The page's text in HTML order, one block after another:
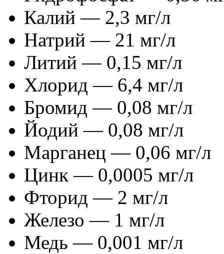
Калий — 2,3 мг/л
Натрий — 21 мг/л
Литий — 0,15 мг/л
Хлорид — 6,4 мг/л
Бромид — 0,08 мг/л
Йодий — 0,08 мг/л
Марганец — 0,06 мг/л
Цинк — 0,0005 мг/л
Фторид — 2 мг/л
Железо — 1 мг/л
Медь — 0,001 мг/л